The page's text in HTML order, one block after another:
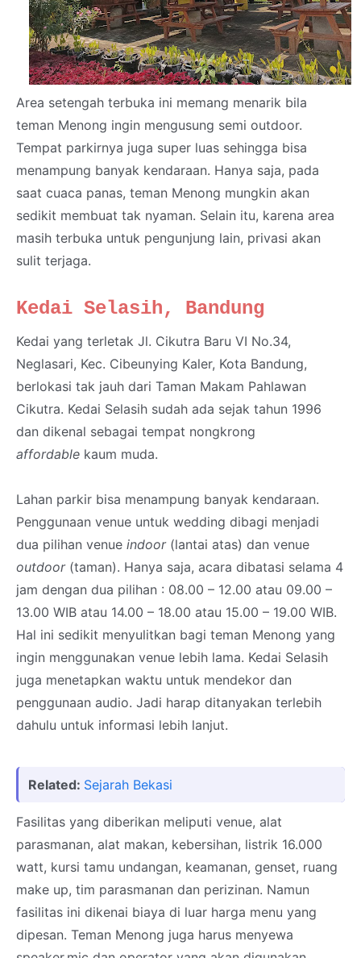
Area setengah terbuka ini memang menarik bila
teman Menong ingin mengusung semi outdoor.
Tempat parkirnya juga super luas sehingga bisa
menampung banyak kendaraan. Hanya saja, pada
saat cuaca panas, teman Menong mungkin akan
sedikit membuat tak nyaman. Selain itu, karena area
masih terbuka untuk pengunjung lain, privasi akan
sulit terjaga.
Kedai Selasih, Bandung
Kedai yang terletak Jl. Cikutra Baru VI No.34,
Neglasari, Kec. Cibeunying Kaler, Kota Bandung,
berlokasi tak jauh dari Taman Makam Pahlawan
Cikutra. Kedai Selasih sudah ada sejak tahun 1996
dan dikenal sebagai tempat nongkrong
affordable kaum muda.
Lahan parkir bisa menampung banyak kendaraan.
Penggunaan venue untuk wedding dibagi menjadi
dua pilihan venue indoor(lantai atas) dan venue
outdoor(taman). Hanya saja, acara dibatasi selama 4
jam dengan dua pilihan : 08.00 – 12.00 atau 09.00 –
13.00 WIB atau 14.00 – 18.00 atau 15.00 – 19.00 WIB.
Hal ini sedikit menyulitkan bagi teman Menong yang
ingin menggunakan venue lebih lama. Kedai Selasih
juga menetapkan waktu untuk mendekor dan
penggunaan audio. Jadi harap ditanyakan terlebih
dahulu untuk informasi lebih lanjut.
Related: Sejarah Bekasi
Fasilitas yang diberikan meliputi venue, alat
parasmanan, alat makan, kebersihan, listrik 16.000
watt, kursi tamu undangan, keamanan, genset, ruang
make up, tim parasmanan dan perizinan. Namun
fasilitas ini dikenai biaya di luar harga menu yang
dipesan. Teman Menong juga harus menyewa